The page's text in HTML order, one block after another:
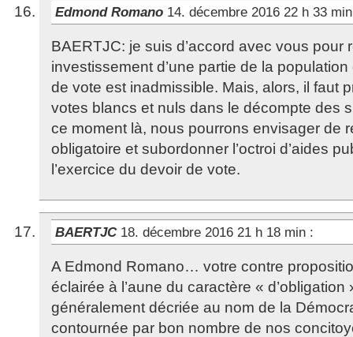
Edmond Romano 14. décembre 2016 22 h 33
BAERTJC: je suis d’accord avec vous pour
investissement d’une partie de la
de vote est inadmissible. Mais, alors, il faut
votes blancs et nuls dans le décompte des
ce moment là, nous pourrons envisager de
obligatoire et subordonner l’octroi d’aides
l’exercice du devoir de vote.
BAERTJC 18. décembre 2016 21 h 18 min :
A Edmond Romano… votre contre
éclairée à l’aune du caractère « d’obligation
généralement décriée au nom de la
contournée par bon nombre de nos